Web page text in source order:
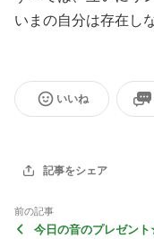
いまの自分は存在し
いいね
記事をシェア
前の記事
今日の音のプレゼン